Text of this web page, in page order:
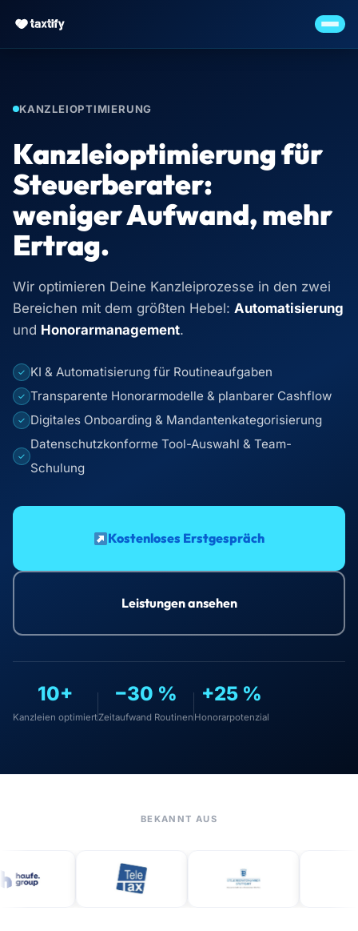
KANZLEIOPTIMIERUNG
Kanzleioptimierung für
Steuerberater:
weniger Aufwand, mehr
Ertrag.
Wir optimieren Deine Kanzleiprozesse in den zwei
Bereichen mit dem größten Hebel: Automatisierung
und Honorarmanagement.
✓ KI & Automatisierung für Routineaufgaben
✓ Transparente Honorarmodelle & planbarer Cashflow
✓ Digitales Onboarding & Mandantenkategorisierung
✓
Datenschutzkonforme Tool-Auswahl & Team-
Schulung
Kostenloses Erstgespräch
Leistungen ansehen
10+
Kanzleien optimiert
−30 %
Zeitaufwand Routinen
+25 %
Honorarpotenzial
BEKANNT AUS